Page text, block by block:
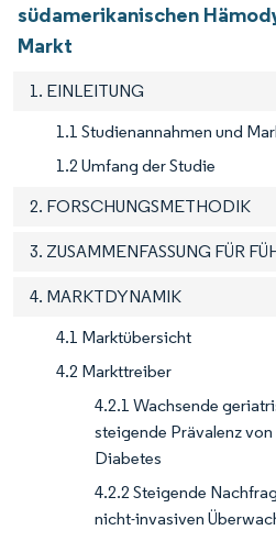
südamerikanischen
Markt
1. EINLEITUNG
1.1 Studienannahmen und
1.2 Umfang der Studie
2. FORSCHUNGSMETHODIK
3. ZUSAMMENFASSUNG FÜR
4. MARKTDYNAMIK
4.1 Marktübersicht
4.2 Markttreiber
4.2.1 Wachsende
steigende Prävalenz
Diabetes
4.2.2 Steigende
nicht-invasiven